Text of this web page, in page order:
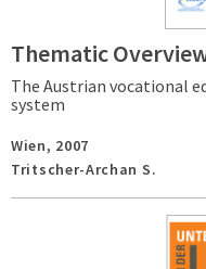
Thematic
The Austrian vocational
system
Wien, 2007
Tritscher-Archan S.